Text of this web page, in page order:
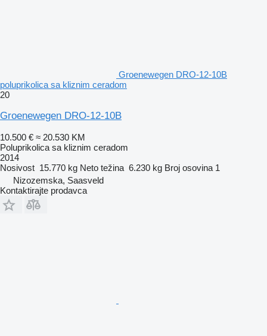
Groenewegen DRO-12-10B
poluprikolica sa kliznim ceradom
20
Groenewegen DRO-12-10B
10.500 € ≈ 20.530 KM
Poluprikolica sa kliznim ceradom
2014
Nosivost 15.770 kg Neto težina 6.230 kg Broj osovina 1
Nizozemska, Saasveld
Kontaktirajte prodavca